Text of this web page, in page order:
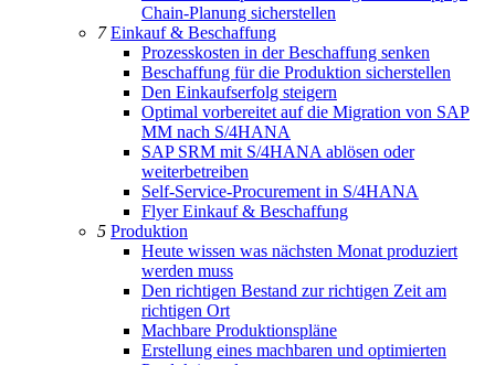
Chain-Planung sicherstellen
7Einkauf & Beschaffung
Prozesskosten in der Beschaffung senken
Beschaffung für die Produktion sicherstellen
Den Einkaufserfolg steigern
Optimal vorbereitet auf die Migration von SAP
MM nach S/4HANA
SAP SRM mit S/4HANA ablösen oder
weiterbetreiben
Self-Service-Procurement in S/4HANA
Flyer Einkauf & Beschaffung
5 Produktion
Heute wissen was nächsten Monat produziert
werden muss
Den richtigen Bestand zur richtigen Zeit am
richtigen Ort
Machbare Produktionspläne
Erstellung eines machbaren und optimierten